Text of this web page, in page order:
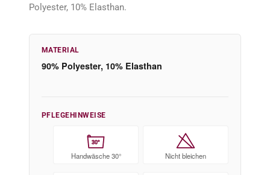
Polyester, 10% Elasthan.
MATERIAL
90% Polyester, 10% Elasthan
PFLEGEHINWEISE
30°
Handwäsche 30° Nicht bleichen